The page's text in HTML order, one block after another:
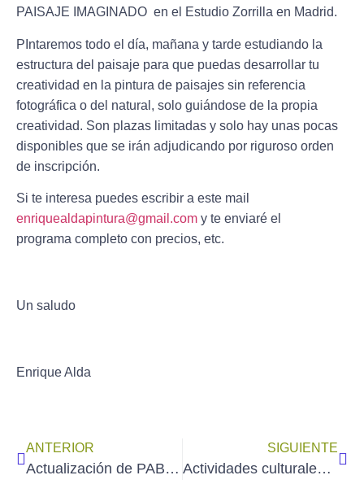
PAISAJE IMAGINADO en el Estudio Zorrilla en Madrid.
PIntaremos todo el día, mañana y tarde estudiando la
estructura del paisaje para que puedas desarrollar tu
creatividad en la pintura de paisajes sin referencia
fotográfica o del natural, solo guiándose de la propia
creatividad. Son plazas limitadas y solo hay unas pocas
disponibles que se irán adjudicando por riguroso orden
de inscripción.
Si te interesa puedes escribir a este mail
enriquealdapintura@gmail.com y te enviaré el
programa completo con precios, etc.
Un saludo
Enrique Alda
ANTERIOR
Actualización de PABLO DE LA OSA ORTIZ en la Galería de Socios de AEDA
SIGUIENTE
Actividades culturales de AEDA en marzo de 2026